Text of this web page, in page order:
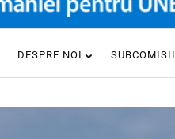
DESPRE NOI SUBCOMISII